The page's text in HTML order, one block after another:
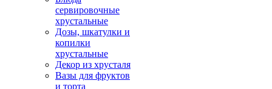
сервировочные
хрустальные
Дозы, шкатулки и
копилки
хрустальные
Декор из хрусталя
Вазы для фруктов
и торта